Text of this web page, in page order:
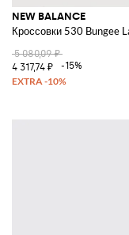
NEW BALANCE
Кроссовки 530 Bungee
5 080,09 ₽
4 317,74 ₽
-15%